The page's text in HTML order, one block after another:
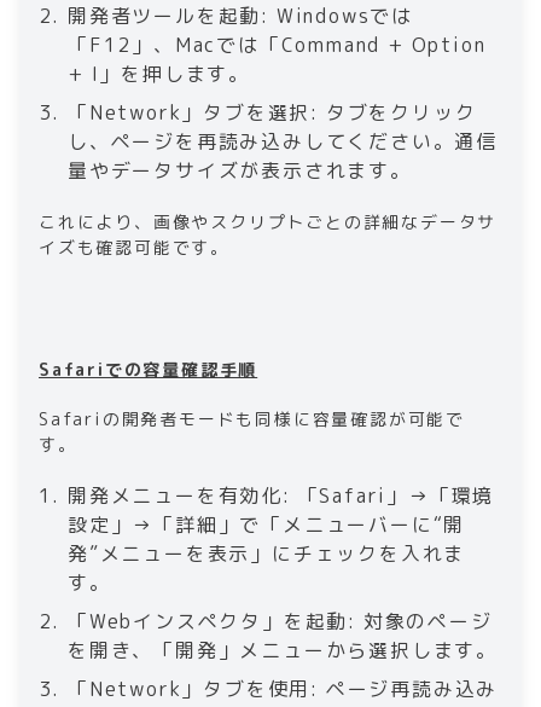
開発者ツールを起動: Windowsでは
「F12」、Macでは「Command + Option
+ I」を押します。
「Network」タブを選択: タブをクリック
し、ページを再読み込みしてください。通信
量やデータサイズが表示されます。
これにより、画像やスクリプトごとの詳細なデータサ
イズも確認可能です。
Safariでの容量確認手順
Safariの開発者モードも同様に容量確認が可能で
す。
開発メニューを有効化: 「Safari」→「環境
設定」→「詳細」で「メニューバーに“開
発”メニューを表示」にチェックを入れま
す。
「Webインスペクタ」を起動: 対象のページ
を開き、「開発」メニューから選択します。
「Network」タブを使用: ページ再読み込み